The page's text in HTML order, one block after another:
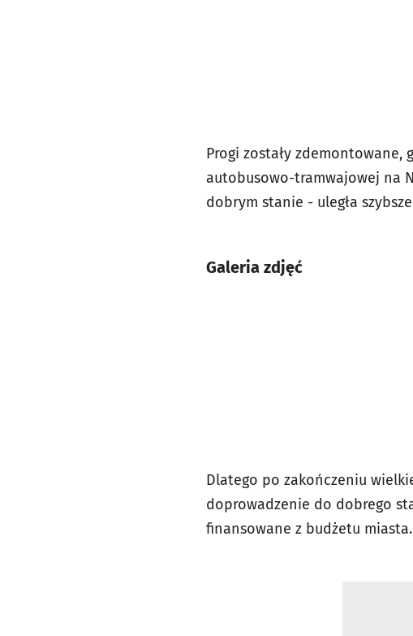
Progi zostały zdemontowane,
autobusowo-tramwajowej na
dobrym stanie - uległa
Galeria zdjęć
Dlatego po zakończeniu
doprowadzenie do dobrego
finansowane z budżetu miasta.